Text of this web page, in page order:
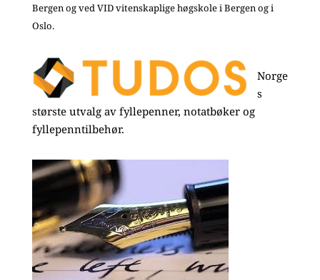
Bergen og ved VID vitenskaplige høgskole i Bergen og i
Oslo.
Norge
s
største utvalg av fyllepenner, notatbøker og
fyllepenntilbehør.